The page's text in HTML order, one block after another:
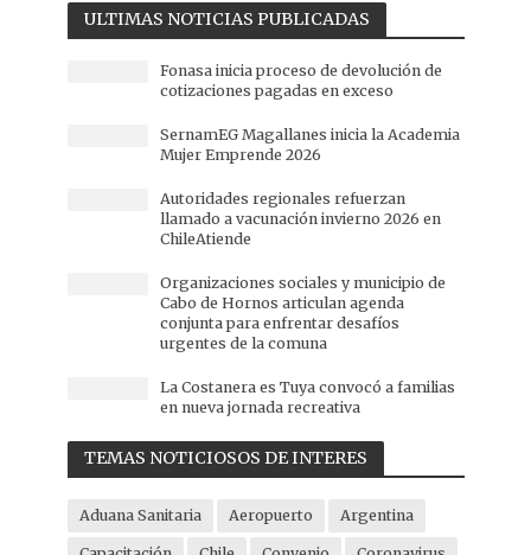
ULTIMAS NOTICIAS PUBLICADAS
Fonasa inicia proceso de devolución de
cotizaciones pagadas en exceso
SernamEG Magallanes inicia la Academia
Mujer Emprende 2026
Autoridades regionales refuerzan
llamado a vacunación invierno 2026 en
ChileAtiende
Organizaciones sociales y municipio de
Cabo de Hornos articulan agenda
conjunta para enfrentar desafíos
urgentes de la comuna
La Costanera es Tuya convocó a familias
en nueva jornada recreativa
TEMAS NOTICIOSOS DE INTERES
Aduana Sanitaria Aeropuerto Argentina